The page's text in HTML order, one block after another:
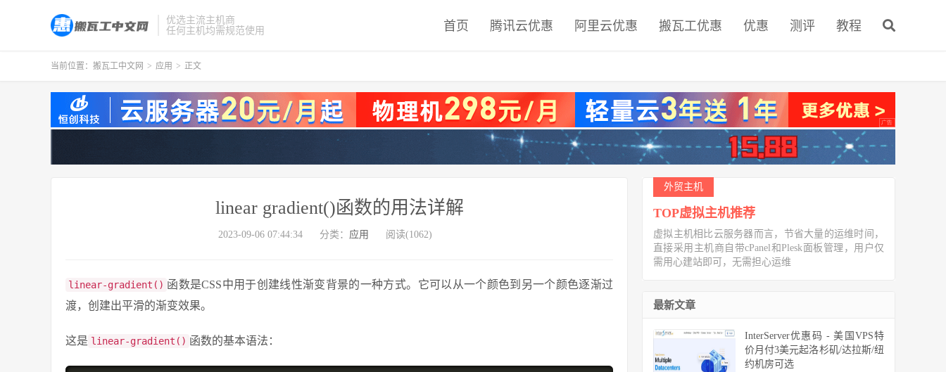
优选主流主机商
任何主机均需规范使用
首页 腾讯云优惠 阿里云优惠 搬瓦工优惠 优惠 测评 教程
当前位置： 搬瓦工中文网 > 应用 > 正文
linear gradient()函数的用法详解
2023-09-06 07:44:34 分类： 应用 阅读(1062)
linear-gradient() 函数是CSS中用于创建线性渐变背景的一种方式。它可以从一个颜色到另一个颜色逐渐过
渡，创建出平滑的渐变效果。
这是 linear-gradient() 函数的基本语法：
外贸主机
TOP虚拟主机推荐
虚拟主机相比云服务器而言，节省大量的运维时间，
直接采用主机商自带cPanel和Plesk面板管理，用户仅
需用心建站即可，无需担心运维
最新文章
InterServer优惠码 - 美国VPS特
价月付3美元起洛杉矶/达拉斯/纽
约机房可选